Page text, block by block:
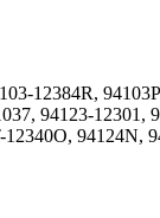
12384R,
94123-